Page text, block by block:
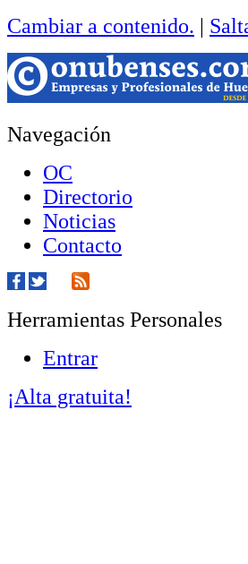
Cambiar a contenido. |
Navegación
OC
Directorio
Noticias
Contacto
Herramientas Personales
Entrar
¡Alta gratuita!